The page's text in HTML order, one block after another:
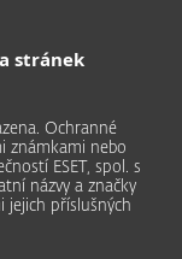
stránek
Ochranné
známkami nebo
ESET, spol. s
názvy a značky
jejich příslušných